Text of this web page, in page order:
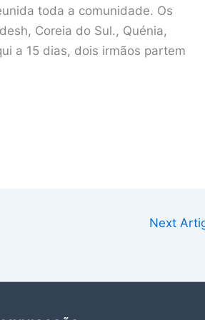
toda a comunidade. Os
Coreia do Sul., Quénia,
a 15 dias, dois irmãos partem
Next